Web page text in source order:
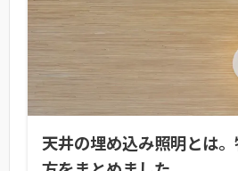
天井の埋め込み照明とは